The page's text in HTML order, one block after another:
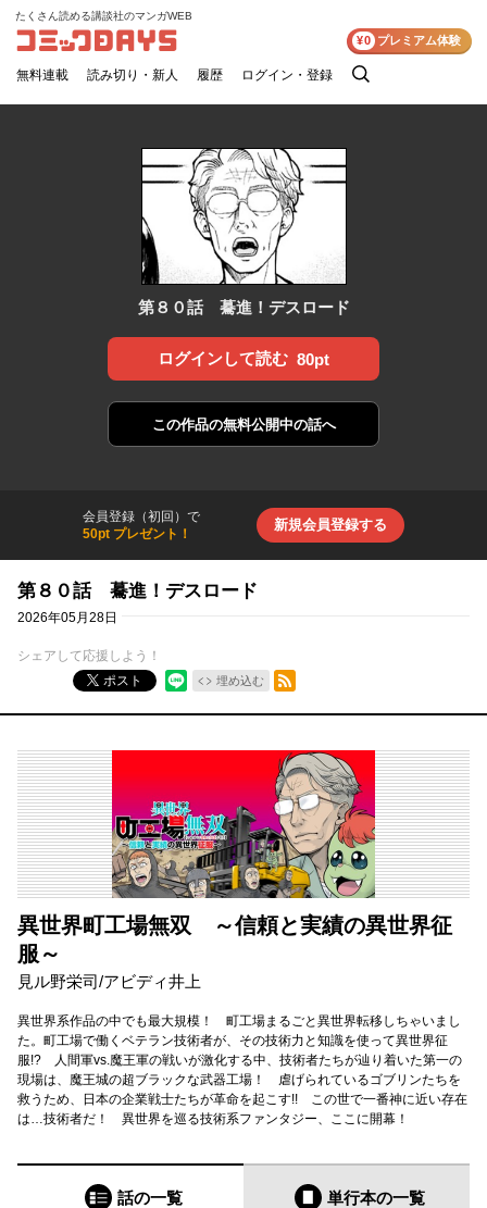
コミックDAYS
たくさん読める講談社のマンガWEB
無料連載 読み切り・新人 履歴 ログイン・登録
検
¥0 プレミアム体験
第８０話 驀進！デスロード
ログインして読む 80pt
この作品の無料公開中の話へ
会員登録（初回）で
50pt プレゼント！
新規会員登録する
第８０話 驀進！デスロード
2026年05月28日
シェアして応援しよう！
ポスト
埋め込む
RSSフィード
異世界町工場無双 ～信頼と実績の異世界征
服～
見ル野栄司/アビディ井上
異世界系作品の中でも最大規模！ 町工場まるごと異世界転移しちゃいまし
た。町工場で働くベテラン技術者が、その技術力と知識を使って異世界征
服!? 人間軍vs.魔王軍の戦いが激化する中、技術者たちが辿り着いた第一の
現場は、魔王城の超ブラックな武器工場！ 虐げられているゴブリンたちを
救うため、日本の企業戦士たちが革命を起こす!! この世で一番神に近い存在
は…技術者だ！ 異世界を巡る技術系ファンタジー、ここに開幕！
話の一覧 単行本の一覧